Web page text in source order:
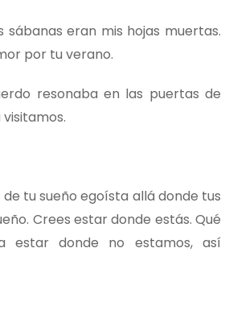
sábanas eran mis hojas muertas.
por tu verano.
resonaba en las puertas de
tu sueño egoísta allá donde tus
Crees estar donde estás. Qué
estar donde no estamos, así